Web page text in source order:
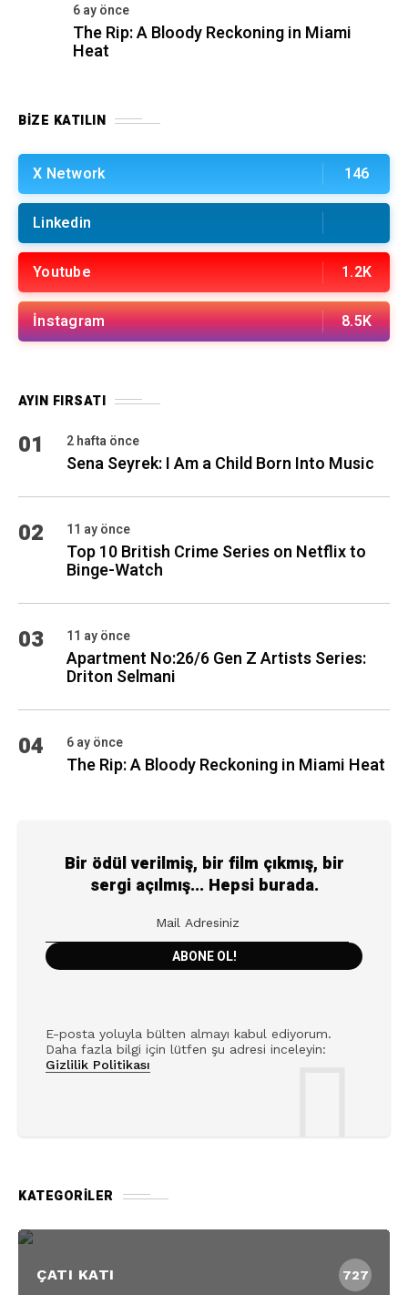
6 ay önce
The Rip: A Bloody Reckoning in Miami
Heat
BIZE KATILIN
X Network 146
Linkedin
Youtube 1.2K
İnstagram 8.5K
AYIN FIRSATI
01 2 hafta önce
Sena Seyrek: I Am a Child Born Into Music
02 11 ay önce
Top 10 British Crime Series on Netflix to
Binge-Watch
03 11 ay önce
Apartment No:26/6 Gen Z Artists Series:
Driton Selmani
04 6 ay önce
The Rip: A Bloody Reckoning in Miami Heat
Bir ödül verilmiş, bir film çıkmış, bir
sergi açılmış... Hepsi burada.
E-posta yoluyla bülten almayı kabul ediyorum.
Daha fazla bilgi için lütfen şu adresi inceleyin:
Gizlilik Politikası
KATEGORILER
ÇATI KATI 727